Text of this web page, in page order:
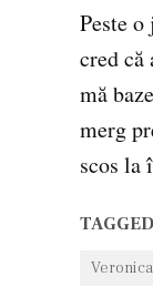
Peste
cred că
mă
merg
scos la